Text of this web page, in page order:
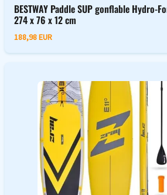
BESTWAY Paddle SUP gonflable Hydro-
274 x 76 x 12 cm
188,98 EUR